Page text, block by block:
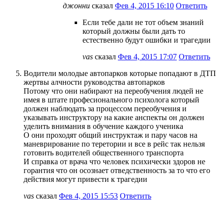
джонни сказал Фев 4, 2015 16:10 Ответить
Если тебе дали не тот объем знаний
который должны были дать то
естественно будут ошибки и трагедии
vas сказал Фев 4, 2015 17:07 Ответить
Водители молодые автопарков которые попадают в ДТП
жертвы алчности руководства автопарков
Потому что они набирают на переобучения людей не
имея в штате професионального психолога который
должен наблюдать за процессом переобучения и
указывать инструктору на какие анспекты он должен
уделить внимания в обучение каждого ученика
О они проходят общий инструктаж и пару часов на
маневрирование по теретории и все в рейс так нельзя
готовить водителей общественного транспорта
И справка от врача что человек психически здоров не
горантия что он осознает отведственность за то что его
действия могут привести к трагедии
vas сказал Фев 4, 2015 15:53 Ответить